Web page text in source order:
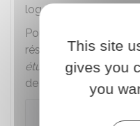
logement.
Pour cela, vous devez
réservation sur votre
étudiant(rubrique
de votre 1
loyer.
Mes
This site
gives you
you